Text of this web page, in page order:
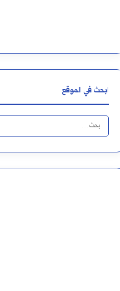
ابحث في الموقع